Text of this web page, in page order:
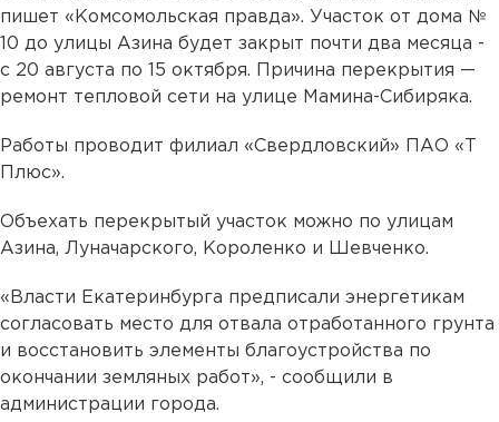
пишет «Комсомольская правда». Участок от дома №
10 до улицы Азина будет закрыт почти два месяца -
с 20 августа по 15 октября. Причина перекрытия —
ремонт тепловой сети на улице Мамина-Сибиряка.
Работы проводит филиал «Свердловский» ПАО «Т
Плюс».
Объехать перекрытый участок можно по улицам
Азина, Луначарского, Короленко и Шевченко.
«Власти Екатеринбурга предписали энергетикам
согласовать место для отвала отработанного грунта
и восстановить элементы благоустройства по
окончании земляных работ», - сообщили в
администрации города.